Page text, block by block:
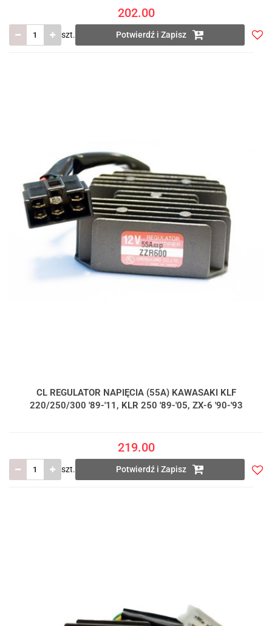
202.00
szt. Potwierdź i Zapisz
CL REGULATOR NAPIĘCIA (55A) KAWASAKI KLF
220/250/300 '89-'11, KLR 250 '89-'05, ZX-6 '90-'93
219.00
szt. Potwierdź i Zapisz